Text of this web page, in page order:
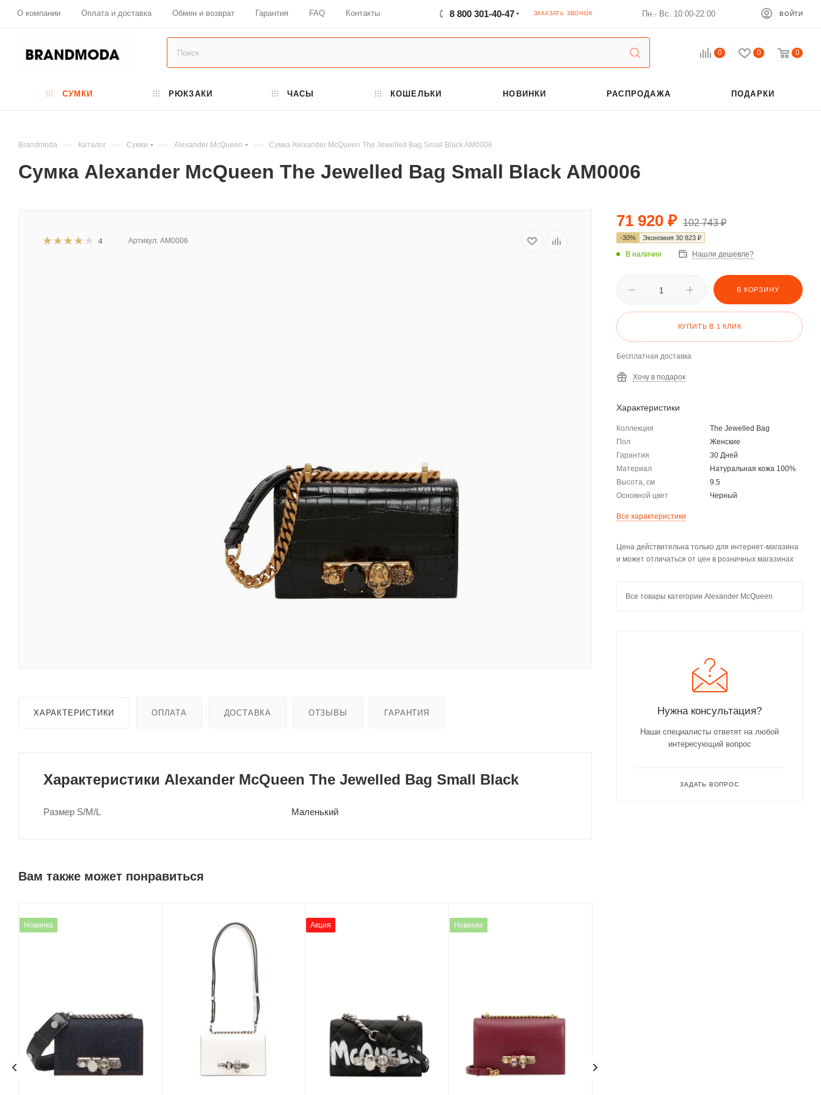
О компании Оплата и доставка Обмен и возврат Гарантия FAQ Контакты 8 800 301-40-47 ЗАКАЗАТЬ ЗВОНОК Пн.- Вс. 10:00-22:00 ВОЙТИ
0 0 0
СУМКИ РЮКЗАКИ ЧАСЫ КОШЕЛЬКИ НОВИНКИ РАСПРОДАЖА ПОДАРКИ
Brandmoda — Каталог — Сумки — Alexander McQueen — Сумка Alexander McQueen The Jewelled Bag Small Black AM0006
Сумка Alexander McQueen The Jewelled Bag Small Black AM0006
4 Артикул: AM0006
ХАРАКТЕРИСТИКИ ОПЛАТА ДОСТАВКА ОТЗЫВЫ ГАРАНТИЯ
Характеристики Alexander McQueen The Jewelled Bag Small Black
Размер S/M/L Маленький
Вам также может понравиться
Новинка Акция Новинка
71 920 ₽ 102 743₽
-30% Экономия 30 823 ₽
В наличии Нашли дешевле?
В КОРЗИНУ
КУПИТЬ В 1 КЛИК
Бесплатная доставка
Хочу в подарок
Характеристики
Коллекция
The Jewelled Bag
Пол
Женские
Гарантия
30 Дней
Материал
Натуральная кожа 100%
Высота, см
9.5
Основной цвет
Черный
Все характеристики
Цена действительна только для интернет-магазина
и может отличаться от цен в розничных магазинах
Все товары категории Alexander McQueen
Нужна консультация?
Наши специалисты ответят на любой
интересующий вопрос
ЗАДАТЬ ВОПРОС